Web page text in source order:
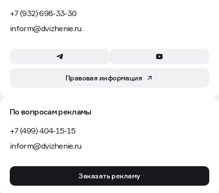
+7 (932) 698-33-30
inform@dvizhenie.ru
Правовая информация
По вопросам рекламы
+7 (499) 404-15-15
inform@dvizhenie.ru
Заказать рекламу